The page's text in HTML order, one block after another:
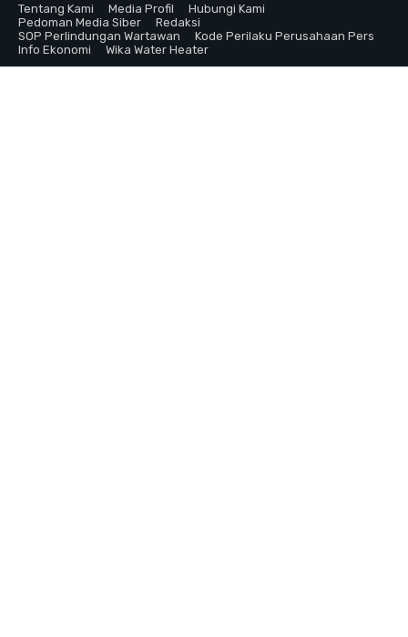
Tentang Kami
Media Profil
Hubungi Kami
Pedoman Media Siber
Redaksi
SOP Perlindungan Wartawan
Kode Perilaku Perusahaan Pers
Info Ekonomi
Wika Water Heater